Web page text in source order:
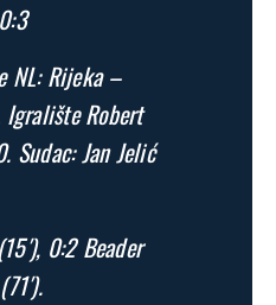
NL: Rijeka –
Robert
Sudac: Jan Jelić
0:2 Beader